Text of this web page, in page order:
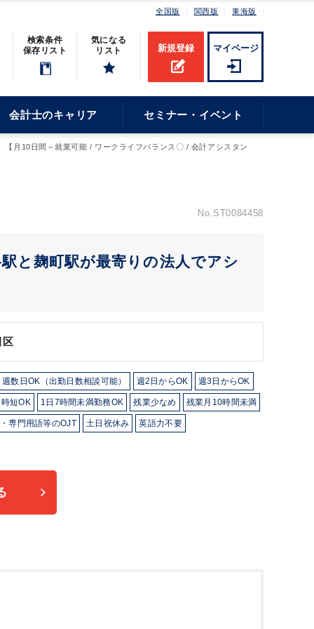
全国版 関西版 東海版
検索条件
保存リスト
気になる
リスト
新規登録 マイページ
会計士のキャリア セミナー・イベント
【月10日間～就業可能 / ワークライフバランス〇 / 会計アシスタン
No.ST0084458
と麹町駅が最寄りの法人でアシ
区
週数日OK（出勤日数相談可能） 週2日からOK 週3日からOK
時短OK 1日7時間未満勤務OK 残業少なめ 残業月10時間未満
専門用語等のOJT 土日祝休み 英語力不要